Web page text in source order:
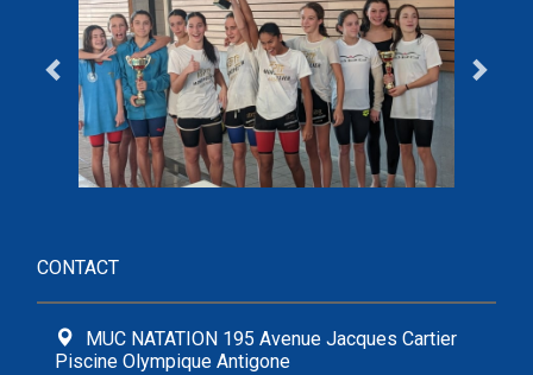
CONTACT
MUC NATATION 195 Avenue Jacques Cartier
Piscine Olympique Antigone